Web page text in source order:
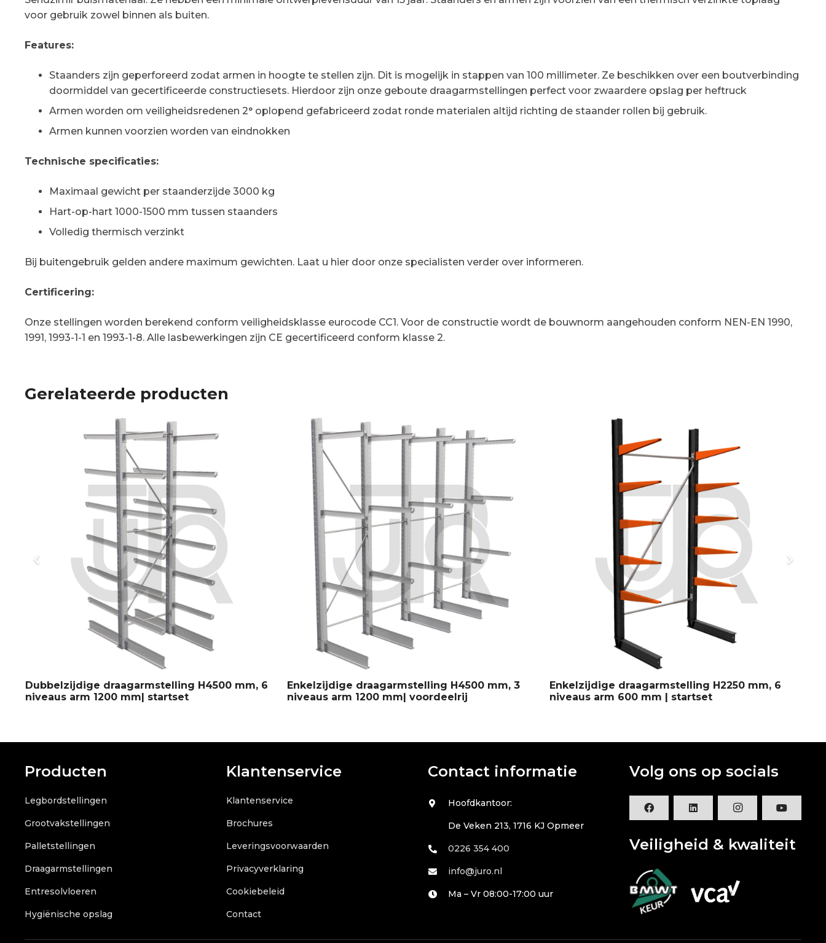
voor gebruik zowel binnen als buiten.
Features:
Staanders zijn geperforeerd zodat armen in hoogte te stellen zijn. Dit is mogelijk in stappen van 100 millimeter. Ze beschikken over een boutverbinding
doormiddel van gecertificeerde constructiesets. Hierdoor zijn onze geboute draagarmstellingen perfect voor zwaardere opslag per heftruck
Armen worden om veiligheidsredenen 2° oplopend gefabriceerd zodat ronde materialen altijd richting de staander rollen bij gebruik.
Armen kunnen voorzien worden van eindnokken
Technische specificaties:
Maximaal gewicht per staanderzijde 3000 kg
Hart-op-hart 1000-1500 mm tussen staanders
Volledig thermisch verzinkt
Bij buitengebruik gelden andere maximum gewichten. Laat u hier door onze specialisten verder over informeren.
Certificering:
Onze stellingen worden berekend conform veiligheidsklasse eurocode CC1. Voor de constructie wordt de bouwnorm aangehouden conform NEN-EN 1990,
1991, 1993-1-1 en 1993-1-8. Alle lasbewerkingen zijn CE gecertificeerd conform klasse 2.
Gerelateerde producten
Dubbelzijdige draagarmstelling H4500 mm, 6
niveaus arm 1200 mm| startset
Enkelzijdige draagarmstelling H4500 mm, 3
niveaus arm 1200 mm| voordeelrij
Enkelzijdige draagarmstelling H2250 mm, 6
niveaus arm 600 mm | startset
Producten
Legbordstellingen
Grootvakstellingen
Palletstellingen
Draagarmstellingen
Entresolvloeren
Hygiënische opslag
Klantenservice
Klantenservice
Brochures
Leveringsvoorwaarden
Privacyverklaring
Cookiebeleid
Contact
Contact informatie
Hoofdkantoor:
De Veken 213, 1716 KJ Opmeer
0226 354 400
info@juro.nl
Ma – Vr 08:00-17:00 uur
Volg ons op socials
Veiligheid & kwaliteit